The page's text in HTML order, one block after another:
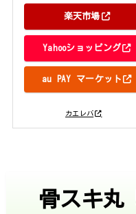
カエレバ
楽天市場
Yahooショッピング
au PAY マーケット
骨スキ丸